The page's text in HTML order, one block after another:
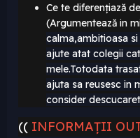
Ce te diferențiază
(Argumentează in
calma,ambitioasa
ajute atat colegii
mele.Totodata
ajuta sa reusesc in
consider
(( INFORMAȚII